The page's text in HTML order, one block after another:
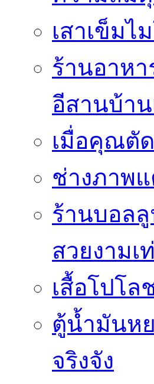
เสาเข็ม
ร้านอาห
อีสานบ้าน
เมื่อคุณตั
ช่างภาพ
ร้านบอล
สวยงามเ
เสื้อโปโ
ตู้น้ำมันห
จริงจัง